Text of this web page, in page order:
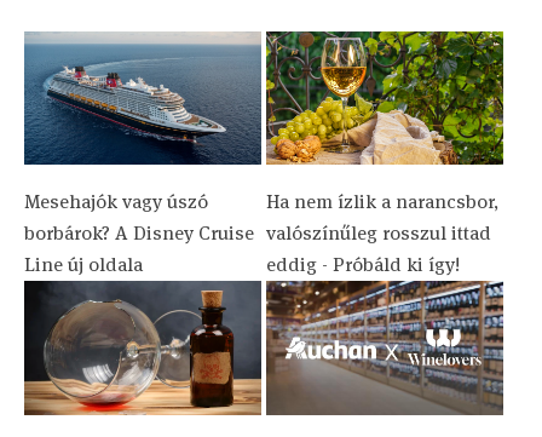
Mesehajók vagy úszó
borbárok? A Disney Cruise
Line új oldala
Ha nem ízlik a narancsbor,
valószínűleg rosszul ittad
eddig - Próbáld ki így!